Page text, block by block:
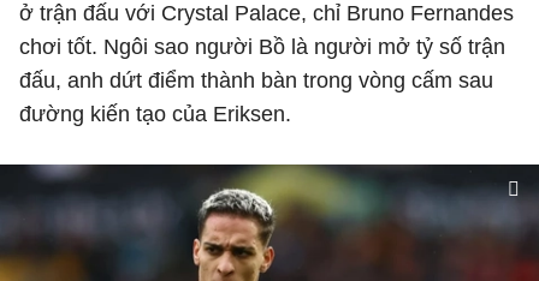
ở trận đấu với Crystal Palace, chỉ Bruno Fernandes
chơi tốt. Ngôi sao người Bồ là người mở tỷ số trận
đấu, anh dứt điểm thành bàn trong vòng cấm sau
đường kiến tạo của Eriksen.